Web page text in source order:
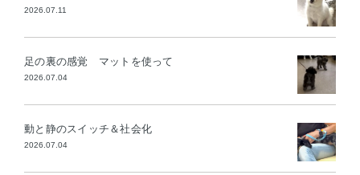
2026.07.11
足の裏の感覚 マットを使って
2026.07.04
動と静のスイッチ＆社会化
2026.07.04